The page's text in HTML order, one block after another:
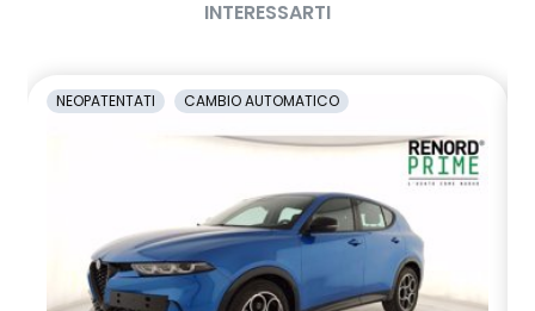
INTERESSARTI
NEOPATENTATI CAMBIO AUTOMATICO